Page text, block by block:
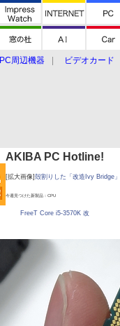
PC周辺機器 ビデオカード
AKIBA PC Hotline!
[拡大画像] 殻割りした「改造Ivy Bridge
今週見つけた新製品：CPU
FreeT Core i5-3570K 改